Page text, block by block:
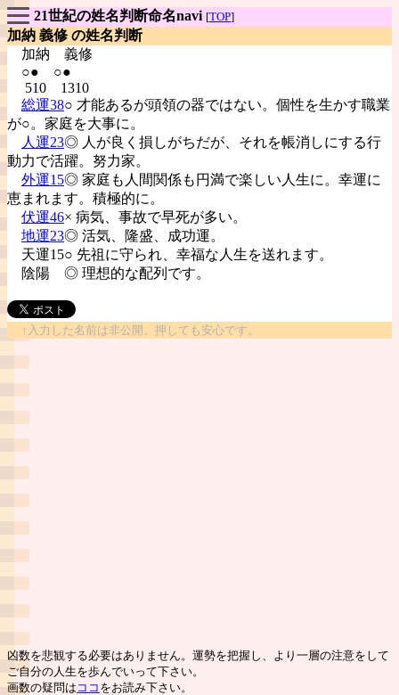
21世紀の姓名判断命名navi [TOP]
加納 義修 の姓名判断
加納 義修
○● ○●
510 1310
総運38○ 才能あるが頭領の器ではない。個性を生かす職業
が○。家庭を大事に。
人運23◎ 人が良く損しがちだが、それを帳消しにする行
動力で活躍。努力家。
外運15◎ 家庭も人間関係も円満で楽しい人生に。幸運に
恵まれます。積極的に。
伏運46× 病気、事故で早死が多い。
地運23◎ 活気、隆盛、成功運。
天運15○ 先祖に守られ、幸福な人生を送れます。
陰陽 ◎ 理想的な配列です。
↑入力した名前は非公開。押しても安心です。
凶数を悲観する必要はありません。運勢を把握し、より一層の注意をして
ご自分の人生を歩んでいって下さい。
画数の疑問は ココ をお読み下さい。